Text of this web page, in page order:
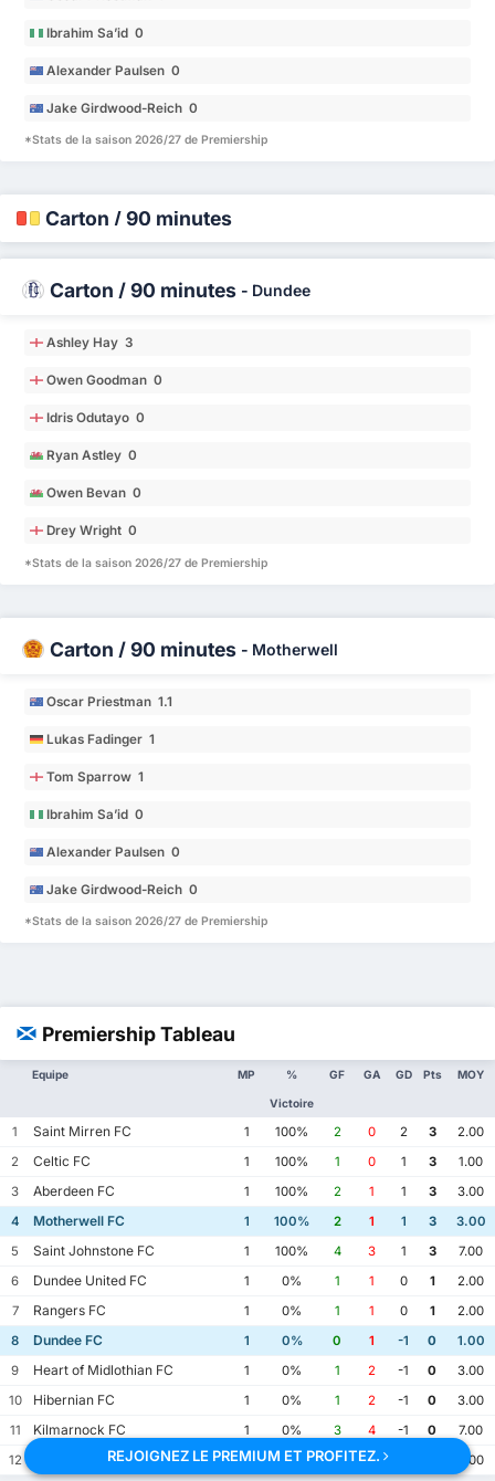
Ibrahim Sa’id 0
Alexander Paulsen 0
Jake Girdwood-Reich 0
*Stats de la saison 2026/27 de Premiership
Carton / 90 minutes
Carton / 90 minutes - Dundee
Ashley Hay 3
Owen Goodman 0
Idris Odutayo 0
Ryan Astley 0
Owen Bevan 0
Drey Wright 0
*Stats de la saison 2026/27 de Premiership
Carton / 90 minutes - Motherwell
Oscar Priestman 1.1
Lukas Fadinger 1
Tom Sparrow 1
Ibrahim Sa’id 0
Alexander Paulsen 0
Jake Girdwood-Reich 0
*Stats de la saison 2026/27 de Premiership
Premiership Tableau
Equipe MP %
Victoire
GF GA GD Pts MOY
1 Saint Mirren FC 1 100% 2 0 2 3
2.00
2
Celtic FC 1 100% 1 0 1 3
1.00
3
Aberdeen FC 1 100% 2 1 1 3
3.00
4
Motherwell FC 1 100% 2 1 1 3
3.00
5
Saint Johnstone FC 1 100% 4 3 1 3
7.00
6
Dundee United FC 1 0% 1 1 0 1
2.00
7
Rangers FC 1 0% 1 1 0 1
2.00
8
Dundee FC 1 0% 0 1 -1 0
1.00
9
Heart of Midlothian FC 1 0% 1 2 -1 0
3.00
10
Hibernian FC 1 0% 1 2 -1 0
3.00
11
Kilmarnock FC 1 0% 3 4 -1 0
7.00
12
1 0% 0 2 2.00
REJOIGNEZ LE PREMIUM ET PROFITEZ.